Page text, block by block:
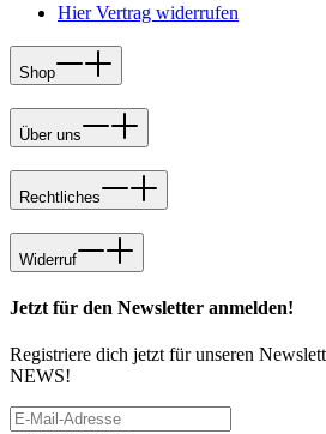
Hier Vertrag widerrufen
Shop
Über uns
Rechtliches
Widerruf
Jetzt für den Newsletter anmelden!
Registriere dich jetzt für unseren
NEWS!